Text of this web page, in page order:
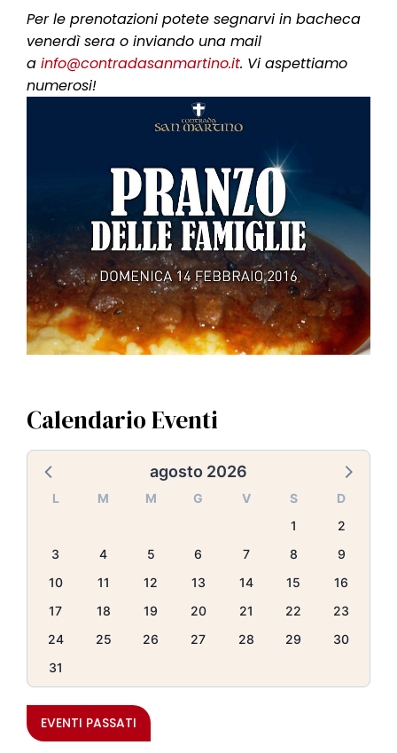
Per le prenotazioni potete segnarvi in bacheca
venerdì sera o inviando una mail
a info@contradasanmartino.it. Vi aspettiamo
numerosi!
Calendario Eventi
agosto 2026
L M M G V S
D
1
2
3
4 5 6 7 8
9
10
11 12 13 14 15
16
17
18 19 20 21 22
23
24
25 26 27 28 29
30
31
EVENTI PASSATI